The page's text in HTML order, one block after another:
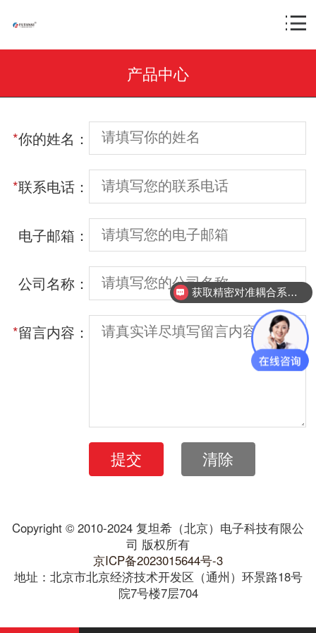
产品中心
*你的姓名：
*联系电话：
电子邮箱：
公司名称：
*留言内容：
提交 清除
Copyright © 2010-2024 复坦希（北京）电子科技有限公
司 版权所有
京ICP备2023015644号-3
地址：北京市北京经济技术开发区（通州）环景路18号
院7号楼7层704
获取精密对准耦合系统技术方案